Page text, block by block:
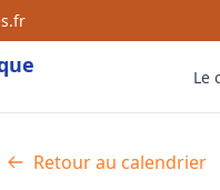
Le
👥
📍
Retour au calendrier